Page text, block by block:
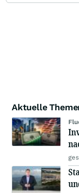
Aktuelle